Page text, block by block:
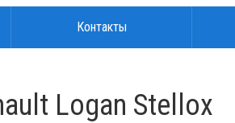
Контакты
Logan Stellox